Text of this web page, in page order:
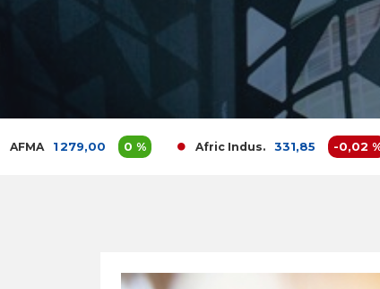
1 279,00 0 % Afric Indus. 331,85 -0,02 %